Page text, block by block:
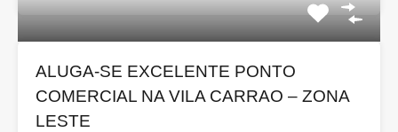
ALUGA-SE EXCELENTE PONTO
COMERCIAL NA VILA CARRAO – ZONA
LESTE